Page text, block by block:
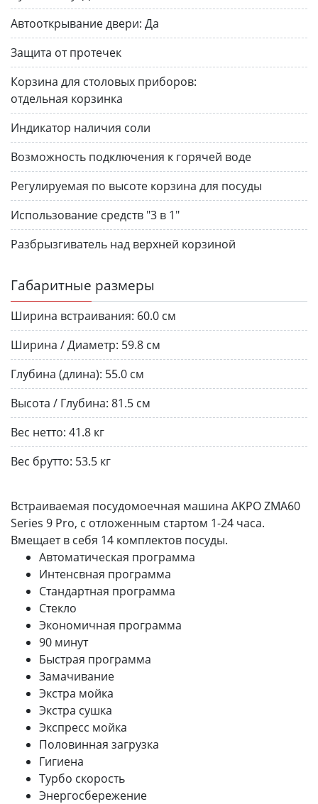
Автооткрывание двери: Да
Защита от протечек
Корзина для столовых приборов:
отдельная корзинка
Индикатор наличия соли
Возможность подключения к горячей воде
Регулируемая по высоте корзина для посуды
Использование средств "3 в 1"
Разбрызгиватель над верхней корзиной
Габаритные размеры
Ширина встраивания: 60.0 см
Ширина / Диаметр: 59.8 см
Глубина (длина): 55.0 см
Высота / Глубина: 81.5 см
Вес нетто: 41.8 кг
Вес брутто: 53.5 кг
Встраиваемая посудомоечная машина AKPO ZMA60
Series 9 Pro, с отложенным стартом 1-24 часа.
Вмещает в себя 14 комплектов посуды.
Автоматическая программа
Интенсвная программа
Стандартная программа
Стекло
Экономичная программа
90 минут
Быстрая программа
Замачивание
Экстра мойка
Экстра сушка
Экспресс мойка
Половинная загрузка
Гигиена
Турбо скорость
Энергосбережение